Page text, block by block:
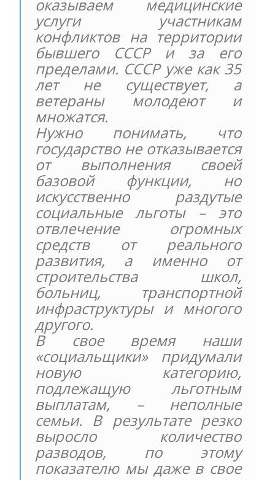
оказываем медицинские
услуги участникам
конфликтов на территории
бывшего СССР и за его
пределами. СССР уже как 35
лет не существует, а
ветераны молодеют и
множатся.
Нужно понимать, что
государство не отказывается
от выполнения своей
базовой функции, но
искусственно раздутые
социальные льготы – это
отвлечение огромных
средств от реального
развития, а именно от
строительства школ,
больниц, транспортной
инфраструктуры и многого
другого.
В свое время наши
«социальщики» придумали
новую категорию,
подлежащую льготным
выплатам, – неполные
семьи. В результате резко
выросло количество
разводов, по этому
показателю мы даже в свое